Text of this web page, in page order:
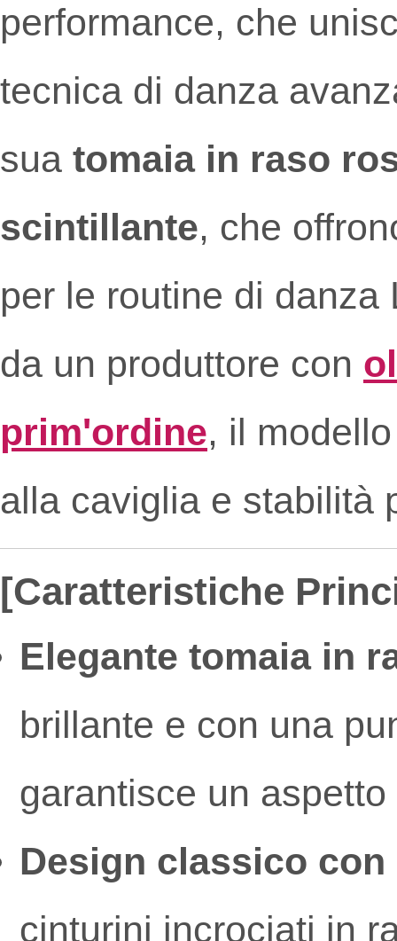
performance, che
tecnica di danza
sua tomaia in raso
scintillante, che
per le routine di
da un produttore con
prim'ordine, il
alla caviglia e stabilità
[Caratteristiche
Elegante tomaia in
brillante e con una
garantisce un
Design classico
cinturini incrociati in